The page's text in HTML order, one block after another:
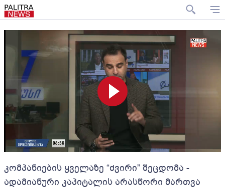
კომპანიების ყველაზე “ძვირი” შეცდომა -
ადამიანური კაპიტალის არასწორი მართვა